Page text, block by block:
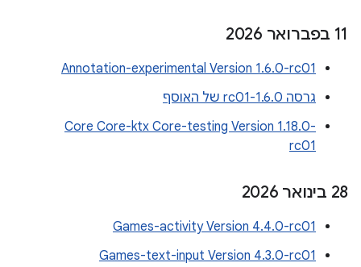
‫11 בפברואר 2026
Annotation-experimental Version 1.6.0-rc01
גרסה 1.6.0-rc01 של האוסף
Core Core-ktx Core-testing Version 1.18.0-
rc01
‫28 בינואר 2026
Games-activity Version 4.4.0-rc01
Games-text-input Version 4.3.0-rc01